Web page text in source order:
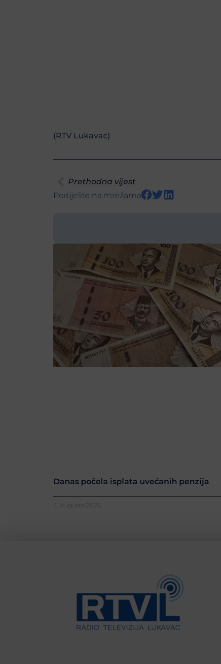
(RTV Lukavac)
Prethodna vijest
Podijelite na mrežama
Danas počela isplata uvećanih penzija
5. Augusta 2026.